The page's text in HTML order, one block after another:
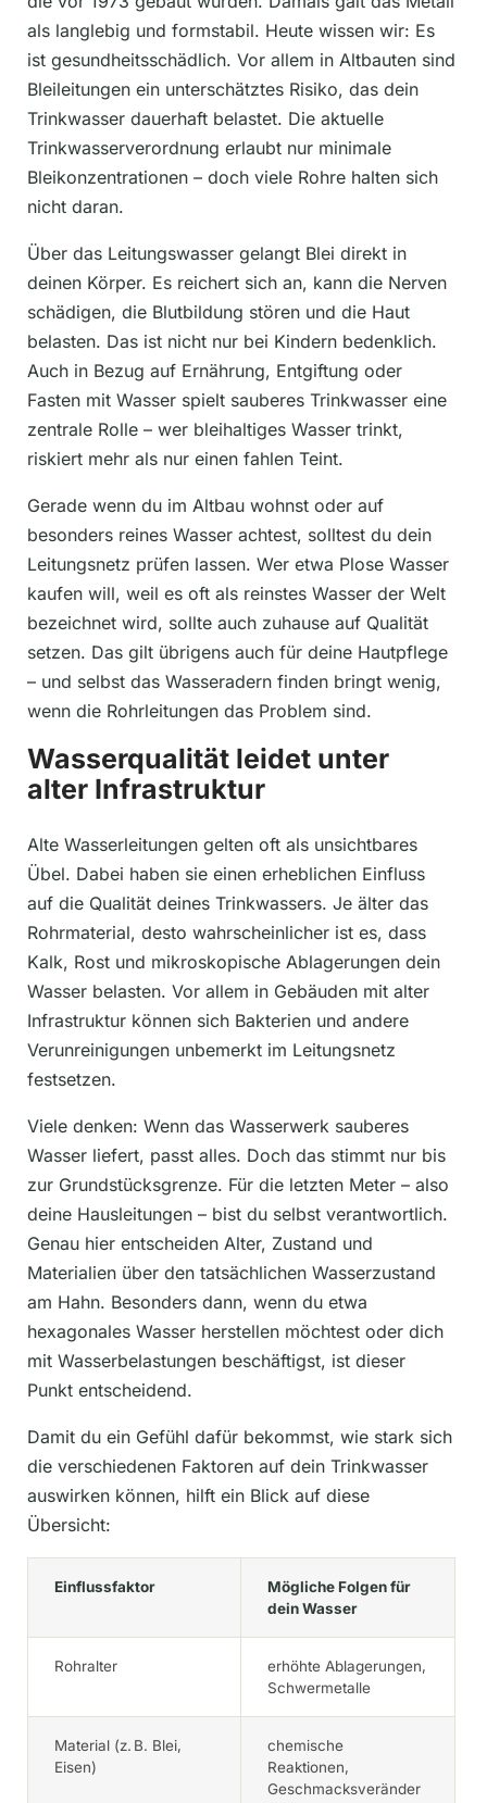
als langlebig und formstabil. Heute wissen wir: Es
ist gesundheitsschädlich. Vor allem in Altbauten sind
Bleileitungen ein unterschätztes Risiko, das dein
Trinkwasser dauerhaft belastet. Die aktuelle
Trinkwasserverordnung erlaubt nur minimale
Bleikonzentrationen – doch viele Rohre halten sich
nicht daran.
Über das Leitungswasser gelangt Blei direkt in
deinen Körper. Es reichert sich an, kann die Nerven
schädigen, die Blutbildung stören und die Haut
belasten. Das ist nicht nur bei Kindern bedenklich.
Auch in Bezug auf Ernährung, Entgiftung oder
Fasten mit Wasser spielt sauberes Trinkwasser eine
zentrale Rolle – wer bleihaltiges Wasser trinkt,
riskiert mehr als nur einen fahlen Teint.
Gerade wenn du im Altbau wohnst oder auf
besonders reines Wasser achtest, solltest du dein
Leitungsnetz prüfen lassen. Wer etwa Plose Wasser
kaufen will, weil es oft als reinstes Wasser der Welt
bezeichnet wird, sollte auch zuhause auf Qualität
setzen. Das gilt übrigens auch für deine Hautpflege
– und selbst das Wasseradern finden bringt wenig,
wenn die Rohrleitungen das Problem sind.
Wasserqualität leidet unter
alter Infrastruktur
Alte Wasserleitungen gelten oft als unsichtbares
Übel. Dabei haben sie einen erheblichen Einfluss
auf die Qualität deines Trinkwassers. Je älter das
Rohrmaterial, desto wahrscheinlicher ist es, dass
Kalk, Rost und mikroskopische Ablagerungen dein
Wasser belasten. Vor allem in Gebäuden mit alter
Infrastruktur können sich Bakterien und andere
Verunreinigungen unbemerkt im Leitungsnetz
festsetzen.
Viele denken: Wenn das Wasserwerk sauberes
Wasser liefert, passt alles. Doch das stimmt nur bis
zur Grundstücksgrenze. Für die letzten Meter – also
deine Hausleitungen – bist du selbst verantwortlich.
Genau hier entscheiden Alter, Zustand und
Materialien über den tatsächlichen Wasserzustand
am Hahn. Besonders dann, wenn du etwa
hexagonales Wasser herstellen möchtest oder dich
mit Wasserbelastungen beschäftigst, ist dieser
Punkt entscheidend.
Damit du ein Gefühl dafür bekommst, wie stark sich
die verschiedenen Faktoren auf dein Trinkwasser
auswirken können, hilft ein Blick auf diese
Übersicht:
Einflussfaktor
Mögliche Folgen für
dein Wasser
Rohralter
erhöhte Ablagerungen,
Schwermetalle
Material (z. B. Blei,
Eisen)
chemische
Reaktionen,
Geschmacksveränder